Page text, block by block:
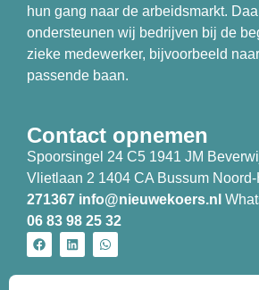
hun gang naar de arbeidsmarkt.
ondersteunen wij bedrijven bij de
zieke medewerker, bijvoorbeeld
passende baan.
Contact opnemen
Spoorsingel 24 C5 1941 JM
Vlietlaan 2 1404 CA Bussum
271367 info@nieuwekoers.nl
06 83 98 25 32